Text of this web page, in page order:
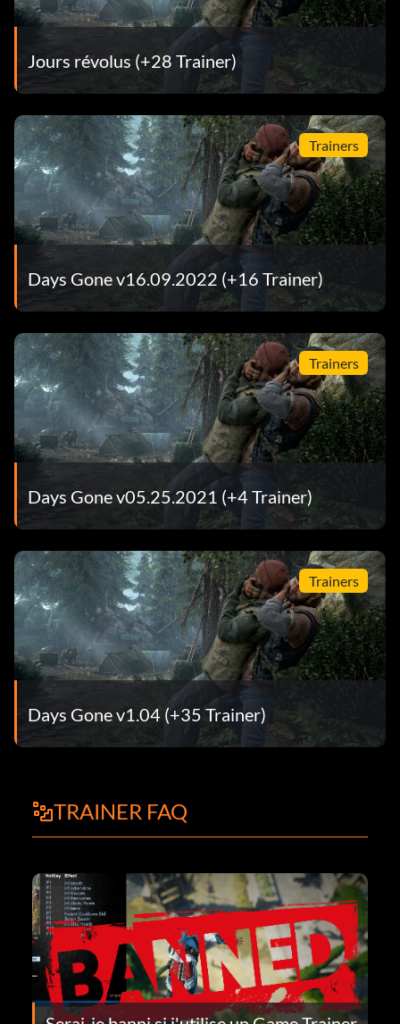
Jours révolus (+28 Trainer)
Trainers
Days Gone v16.09.2022 (+16 Trainer)
Trainers
Days Gone v05.25.2021 (+4 Trainer)
Trainers
Days Gone v1.04 (+35 Trainer)
TRAINER FAQ